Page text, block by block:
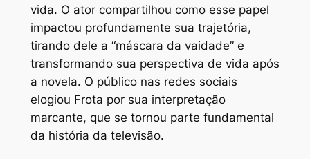
vida. O ator compartilhou como esse papel
impactou profundamente sua trajetória,
tirando dele a “máscara da vaidade” e
transformando sua perspectiva de vida após
a novela. O público nas redes sociais
elogiou Frota por sua interpretação
marcante, que se tornou parte fundamental
da história da televisão.